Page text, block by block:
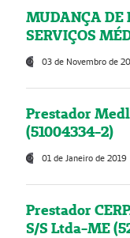
MUDANÇA DE
SERVIÇOS
03 de Novembro de
Prestador
(51004334-2)
01 de Janeiro de 2019
Prestador
S/S Ltda-ME